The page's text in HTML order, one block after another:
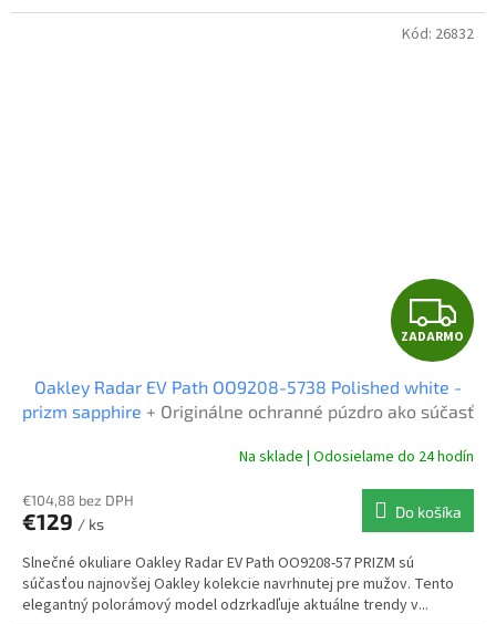
Z
A
D
A
R
M
ZADARMO
Oakley Radar EV Path OO9208-5738 Polished white -
prizm sapphire + Originálne ochranné púzdro ako súčasť
Na sklade | Odosielame do 24 hodín
€104,88 bez DPH
€129 / ks
Do košíka
Slnečné okuliare Oakley Radar EV Path OO9208-57 PRIZM sú
súčasťou najnovšej Oakley kolekcie navrhnutej pre mužov. Tento
elegantný polorámový model odzrkadľuje aktuálne trendy v...
Kód: 26832